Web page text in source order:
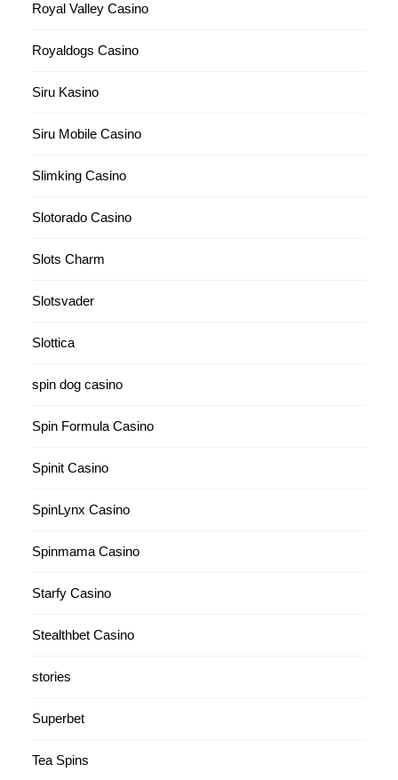
Royal Valley Casino
Royaldogs Casino
Siru Kasino
Siru Mobile Casino
Slimking Casino
Slotorado Casino
Slots Charm
Slotsvader
Slottica
spin dog casino
Spin Formula Casino
Spinit Casino
SpinLynx Casino
Spinmama Casino
Starfy Casino
Stealthbet Casino
stories
Superbet
Tea Spins